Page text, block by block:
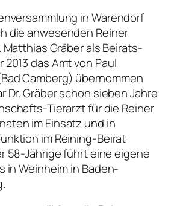
in Warendorf
die anwesenden Reiner
Matthias Gräber als Beirats-
das Amt von Paul
Camberg) übernommen
Dr. Gräber schon sieben Jahre
Tierarzt für die Reiner
im Einsatz und in
im Reining-Beirat
58-Jährige führt eine eigene
in Weinheim in Baden-